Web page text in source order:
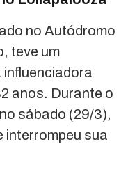
no Autódromo
teve um
influenciadora
anos. Durante o
sábado (29/3),
interrompeu sua